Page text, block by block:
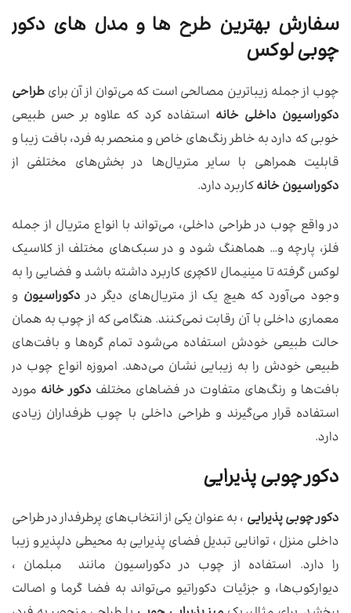
سفارش بهترین طرح ها و مدل های دکور
چوبی لوکس
چوب از جمله زیباترین مصالحی است که می‌توان از آن برایطراحی
دکوراسیون داخلی خانه استفاده کرد که علاوه بر حس طبیعی
خوبی که دارد به خاطر رنگ‌های خاص و‌ منحصر به فرد، بافت زیبا و
قابلیت همراهی با سایر متریال‌ها در بخش‌های مختلفی از
دکوراسیون خانهکاربرد دارد.
در واقع چوب در طراحی داخلی، می‌تواند با انواع متریال از جمله
فلز، پارچه و… هماهنگ شود و در سبک‌های مختلف از کلاسیک
لوکس گرفته تا مینیمال لاکچری کاربرد داشته باشد و فضایی را به
وجود می‌آورد که هیچ یک از متریال‌های دیگر در دکوراسیون و
معماری داخلی با آن رقابت نمی‌کنند. هنگامی که از چوب به همان
حالت طبیعی خودش استفاده می‌شود تمام گره‌ها و بافت‌های
طبیعی خودش را به زیبایی نشان می‌دهد. امروزه انواع چوب در
بافت‌ها و رنگ‌های متفاوت در فضاهای مختلف دکور خانه مورد
استفاده قرار می‌گیرند و طراحی داخلی با چوب طرفداران زیادی
دارد.
دکور چوبی پذیرایی
دکور چوبی پذیرایی ، به عنوان یکی از انتخاب‌های پرطرفدار در طراحی
داخلی منزل ، توانایی تبدیل فضای پذیرایی به محیطی دلپذیر و زیبا
را دارد. استفاده از چوب در دکوراسیون مانند مبلمان ،
دیوارکوب‌ها، و جزئیات دکوراتیو می‌تواند به فضا گرما و اصالت